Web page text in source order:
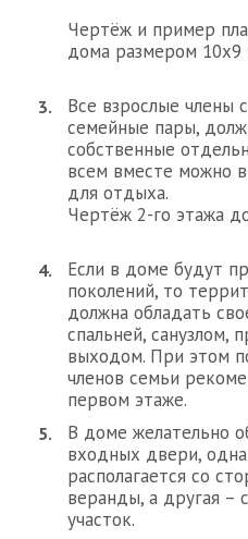
Чертёж и пример
дома размером 10х9
Все взрослые члены
семейные пары,
собственные
всем вместе можно
для отдыха.
Чертёж 2-го этажа
Если в доме будут
поколений, то
должна обладать
спальней, санузлом,
выходом. При этом
членов семьи
первом этаже.
В доме желательно
входных двери,
располагается со
веранды, а другая –
участок.